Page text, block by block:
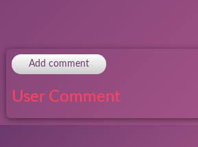
Add comment
User Comment